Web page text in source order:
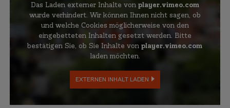
Das Laden externer Inhalte von player.vimeo.com
wurde verhindert. Wir können Ihnen nicht sagen, ob
und welche Cookies möglicherweise von den
eingebetteten Inhalten gesetzt werden. Bitte
bestätigen Sie, ob Sie Inhalte vonplayer.vimeo.com
laden möchten.
EXTERNEN INHALT LADEN